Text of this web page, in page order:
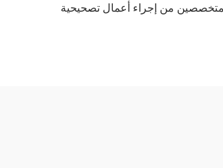
المتخصصين من إجراء أعمال تصحيحية